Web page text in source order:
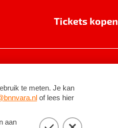
Tickets kopen